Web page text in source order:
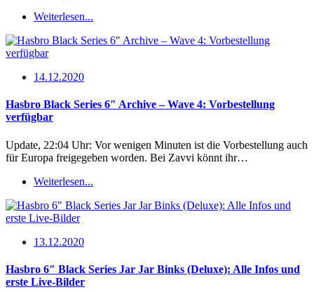
Weiterlesen...
14.12.2020
Hasbro Black Series 6″ Archive – Wave 4: Vorbestellung
verfügbar
Update, 22:04 Uhr: Vor wenigen Minuten ist die Vorbestellung auch
für Europa freigegeben worden. Bei Zavvi könnt ihr…
Weiterlesen...
13.12.2020
Hasbro 6″ Black Series Jar Jar Binks (Deluxe): Alle Infos und
erste Live-Bilder